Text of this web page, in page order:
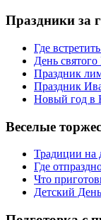
Праздники за
Где
День
Праздник
Праздник
Новый год в
Веселые
Традиции на
Где
Что
Детский